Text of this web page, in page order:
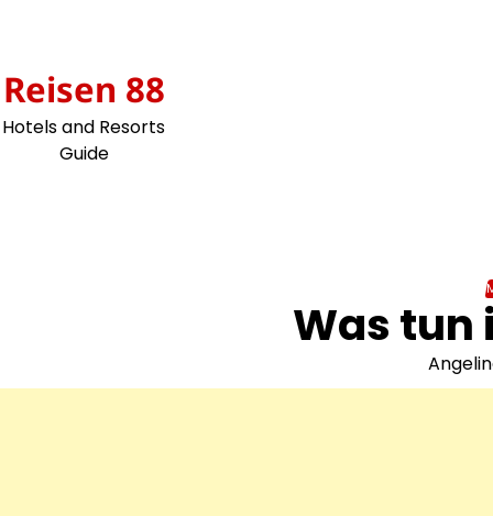
Reisen 88
Hotels and Resorts
Guide
Was tun